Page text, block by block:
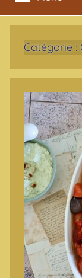
Catégorie :